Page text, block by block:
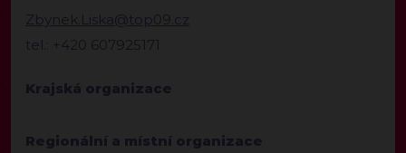
Zbynek.Liska@top09.cz
tel.: +420 607925171
Krajská organizace
Regionální a místní organizace